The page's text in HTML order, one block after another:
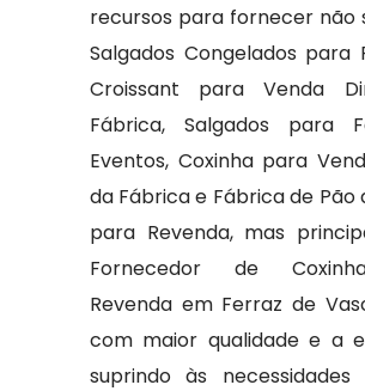
recursos para fornecer não
Salgados Congelados para
Croissant para Venda
Fábrica, Salgados para
Eventos, Coxinha para
da Fábrica e Fábrica de Pão
para Revenda, mas
Fornecedor de
Revenda em Ferraz de
com maior qualidade e a
suprindo às necessidades